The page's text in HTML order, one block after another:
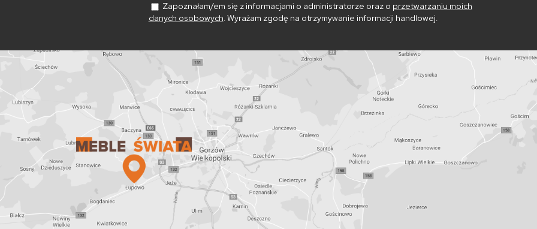
Zapoznałam/em się z informacjami o administratorze oraz o przetwarzaniu moich
danych osobowych. Wyrażam zgodę na otrzymywanie informacji handlowej.